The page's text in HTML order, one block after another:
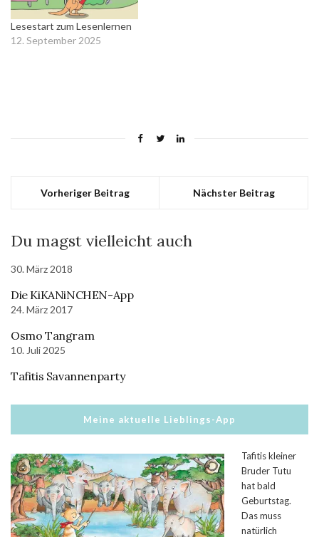
Lesestart zum Lesenlernen
12. September 2025
Vorheriger Beitrag Nächster Beitrag
Du magst vielleicht auch
30. März 2018
Die KiKANiNCHEN-App
24. März 2017
Osmo Tangram
10. Juli 2025
Tafitis Savannenparty
Meine aktuelle Lieblings-App
Tafitis kleiner
Bruder Tutu
hat bald
Geburtstag.
Das muss
natürlich